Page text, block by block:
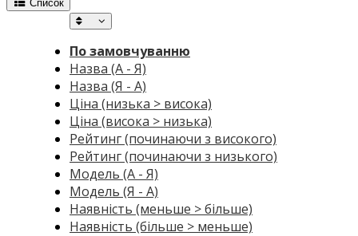
Список
По замовчуванню
Назва (А - Я)
Назва (Я - А)
Ціна (низька > висока)
Ціна (висока > низька)
Рейтинг (починаючи з високого)
Рейтинг (починаючи з низького)
Модель (А - Я)
Модель (Я - А)
Наявність (меньше > більше)
Наявність (більше > меньше)